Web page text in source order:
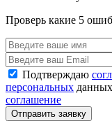
Проверь какие 5
Подтверждаю
персональных
соглашение
Отправить заявку